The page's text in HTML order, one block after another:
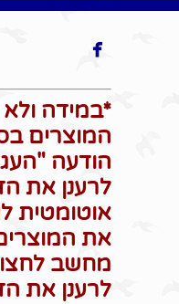

*במידה
המוצרים
הודעה
לרענן את
אוטומטית
את
לרענן את